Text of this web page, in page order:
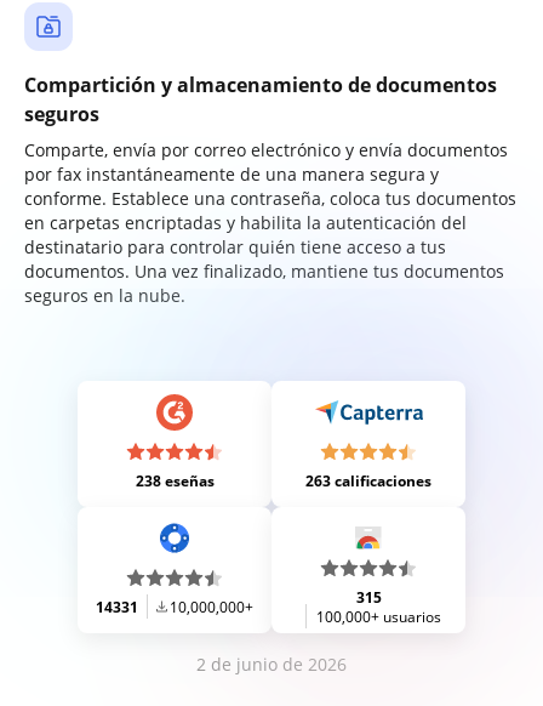
Compartición y almacenamiento de documentos
seguros
Comparte, envía por correo electrónico y envía documentos
por fax instantáneamente de una manera segura y
conforme. Establece una contraseña, coloca tus documentos
en carpetas encriptadas y habilita la autenticación del
destinatario para controlar quién tiene acceso a tus
documentos. Una vez finalizado, mantiene tus documentos
seguros en la nube.
238 eseñas 263 calificaciones
14331 10,000,000+
315
100,000+ usuarios
2 de junio de 2026